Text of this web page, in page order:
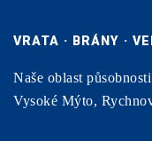
VRATA · BRÁNY ·
Naše oblast
Vysoké Mýto,